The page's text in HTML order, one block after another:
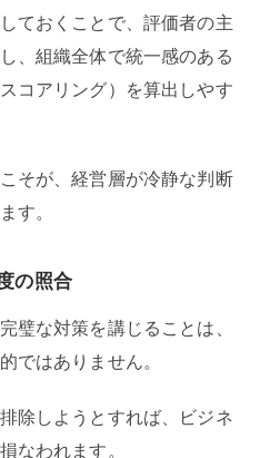
ておくことで、評価者の主
、組織全体で統一感のある
コアリング）を算出しやす
そが、経営層が冷静な判断
す。
の照合
璧な対策を講じることは、
ではありません。
除しようとすれば、ビジネ
なわれます。